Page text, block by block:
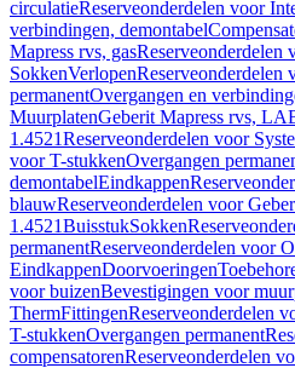
circulatieReserveonderdelen voor
verbindingen, demontabel
Mapress rvs, gasReserveonderdelen
SokkenVerlopenReserveonderdelen
permanentOvergangen en
MuurplatenGeberit Mapress rvs,
1.4521Reserveonderdelen voor
voor T-stukkenOvergangen
demontabelEindkappen
blauwReserveonderdelen voor
1.4521BuisstukSokken
permanentReserveonderdelen voor
EindkappenDoorvoeringen
voor buizenBevestigingen voor
ThermFittingenReserveonderdelen
T-stukkenOvergangen permanent
compensatorenReserveonderdelen